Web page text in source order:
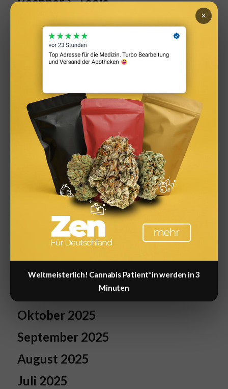
Steuern
Versicherungen
Zinsen & Sparen
Zinsprognose
Archiv
April 2026
März 2026
Februar 2026
Januar 2026
Dezember 2025
November 2025
Oktober 2025
September 2025
August 2025
Juli 2025
Weltmeisterlich! Cannabis Patient*in werden in 3
Minuten
×